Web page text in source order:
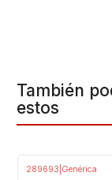
También
estos
289693 Genérica